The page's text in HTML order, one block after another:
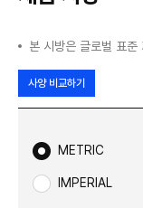
본 시방은 글로벌 표준
사양 비교하기
METRIC
IMPERIAL